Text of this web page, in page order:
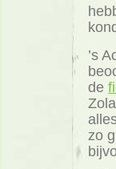
’s
de
zo